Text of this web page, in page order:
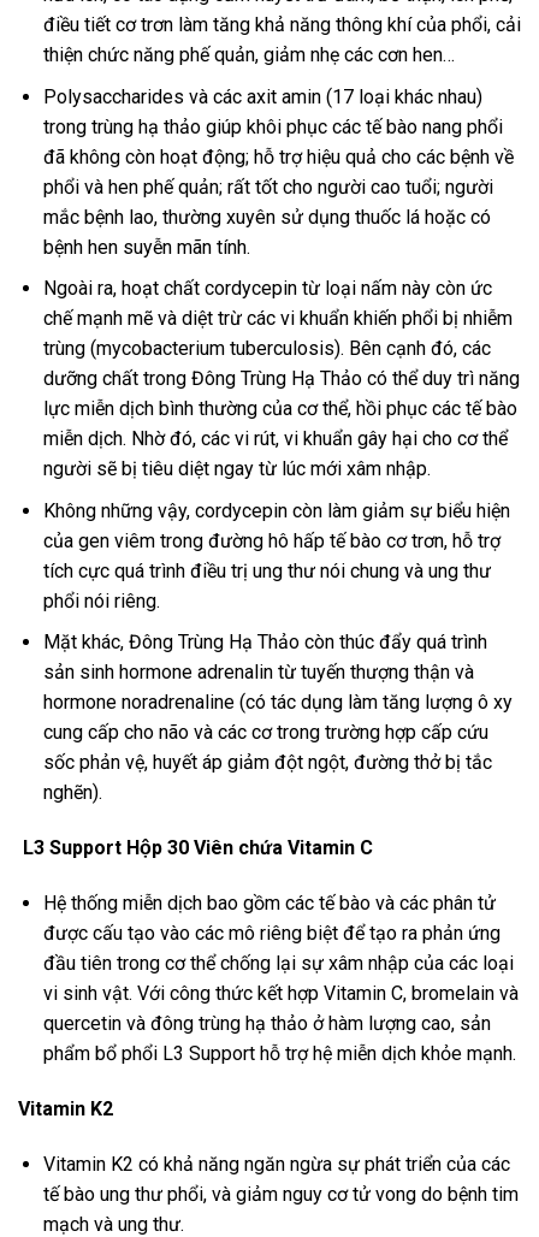
điều tiết cơ trơn làm tăng khả năng thông khí của phổi, cải
thiện chức năng phế quản, giảm nhẹ các cơn hen…
Polysaccharides và các axit amin (17 loại khác nhau)
trong trùng hạ thảo giúp khôi phục các tế bào nang phổi
đã không còn hoạt động; hỗ trợ hiệu quả cho các bệnh về
phổi và hen phế quản; rất tốt cho người cao tuổi; người
mắc bệnh lao, thường xuyên sử dụng thuốc lá hoặc có
bệnh hen suyễn mãn tính.
Ngoài ra, hoạt chất cordycepin từ loại nấm này còn ức
chế mạnh mẽ và diệt trừ các vi khuẩn khiến phổi bị nhiễm
trùng (mycobacterium tuberculosis). Bên cạnh đó, các
dưỡng chất trong Đông Trùng Hạ Thảo có thể duy trì năng
lực miễn dịch bình thường của cơ thể, hồi phục các tế bào
miễn dịch. Nhờ đó, các vi rút, vi khuẩn gây hại cho cơ thể
người sẽ bị tiêu diệt ngay từ lúc mới xâm nhập.
Không những vậy, cordycepin còn làm giảm sự biểu hiện
của gen viêm trong đường hô hấp tế bào cơ trơn, hỗ trợ
tích cực quá trình điều trị ung thư nói chung và ung thư
phổi nói riêng.
Mặt khác, Đông Trùng Hạ Thảo còn thúc đẩy quá trình
sản sinh hormone adrenalin từ tuyến thượng thận và
hormone noradrenaline (có tác dụng làm tăng lượng ô xy
cung cấp cho não và các cơ trong trường hợp cấp cứu
sốc phản vệ, huyết áp giảm đột ngột, đường thở bị tắc
nghẽn).
L3 Support Hộp 30 Viên chứa Vitamin C
Hệ thống miễn dịch bao gồm các tế bào và các phân tử
được cấu tạo vào các mô riêng biệt để tạo ra phản ứng
đầu tiên trong cơ thể chống lại sự xâm nhập của các loại
vi sinh vật. Với công thức kết hợp Vitamin C, bromelain và
quercetin và đông trùng hạ thảo ở hàm lượng cao, sản
phẩm bổ phổi L3 Support hỗ trợ hệ miễn dịch khỏe mạnh.
Vitamin K2
Vitamin K2 có khả năng ngăn ngừa sự phát triển của các
tế bào ung thư phổi, và giảm nguy cơ tử vong do bệnh tim
mạch và ung thư.